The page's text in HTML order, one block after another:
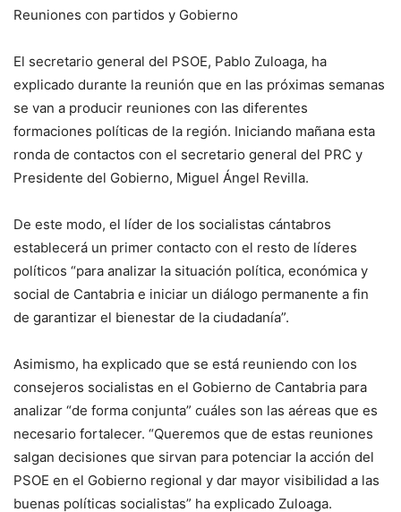
Reuniones con partidos y Gobierno
El secretario general del PSOE, Pablo Zuloaga, ha
explicado durante la reunión que en las próximas semanas
se van a producir reuniones con las diferentes
formaciones políticas de la región. Iniciando mañana esta
ronda de contactos con el secretario general del PRC y
Presidente del Gobierno, Miguel Ángel Revilla.
De este modo, el líder de los socialistas cántabros
establecerá un primer contacto con el resto de líderes
políticos “para analizar la situación política, económica y
social de Cantabria e iniciar un diálogo permanente a fin
de garantizar el bienestar de la ciudadanía”.
Asimismo, ha explicado que se está reuniendo con los
consejeros socialistas en el Gobierno de Cantabria para
analizar “de forma conjunta” cuáles son las aéreas que es
necesario fortalecer. “Queremos que de estas reuniones
salgan decisiones que sirvan para potenciar la acción del
PSOE en el Gobierno regional y dar mayor visibilidad a las
buenas políticas socialistas” ha explicado Zuloaga.